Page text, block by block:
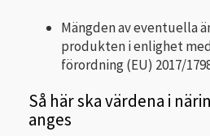
Mängden av eventuella
produkten i enlighet
förordning (EU) 2017/
Så här ska värdena i
anges